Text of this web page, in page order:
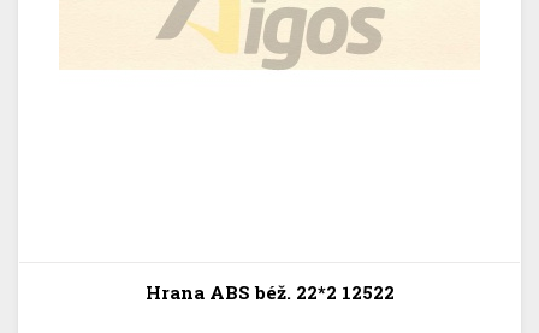
Hrana ABS béž. 22*2 12522